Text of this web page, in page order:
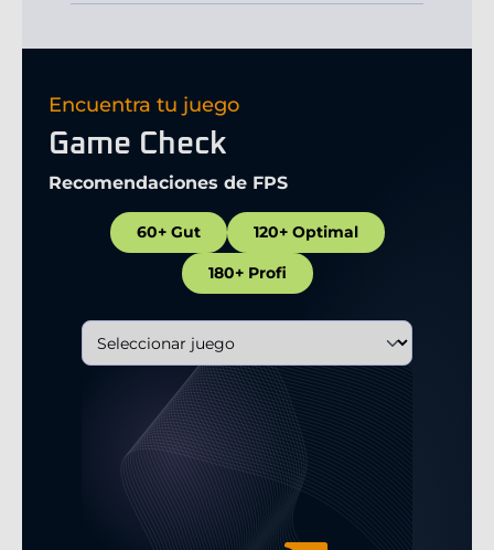
Encuentra tu juego
Game Check
Recomendaciones de FPS
60+ Gut 120+ Optimal
180+ Profi